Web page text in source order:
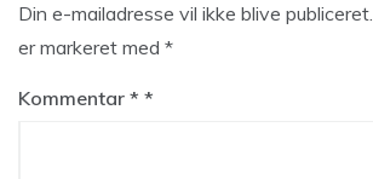
Din e-mailadresse vil ikke blive publiceret.
er markeret med *
Kommentar *